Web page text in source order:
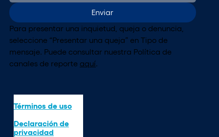
Enviar
Para presentar una inquietud, queja o denuncia,
seleccione “Presentar una queja” en Tipo de
mensaje. Puede consultar nuestra Política de
canales de reporte aquí.
Términos de uso
Declaración de
privacidad